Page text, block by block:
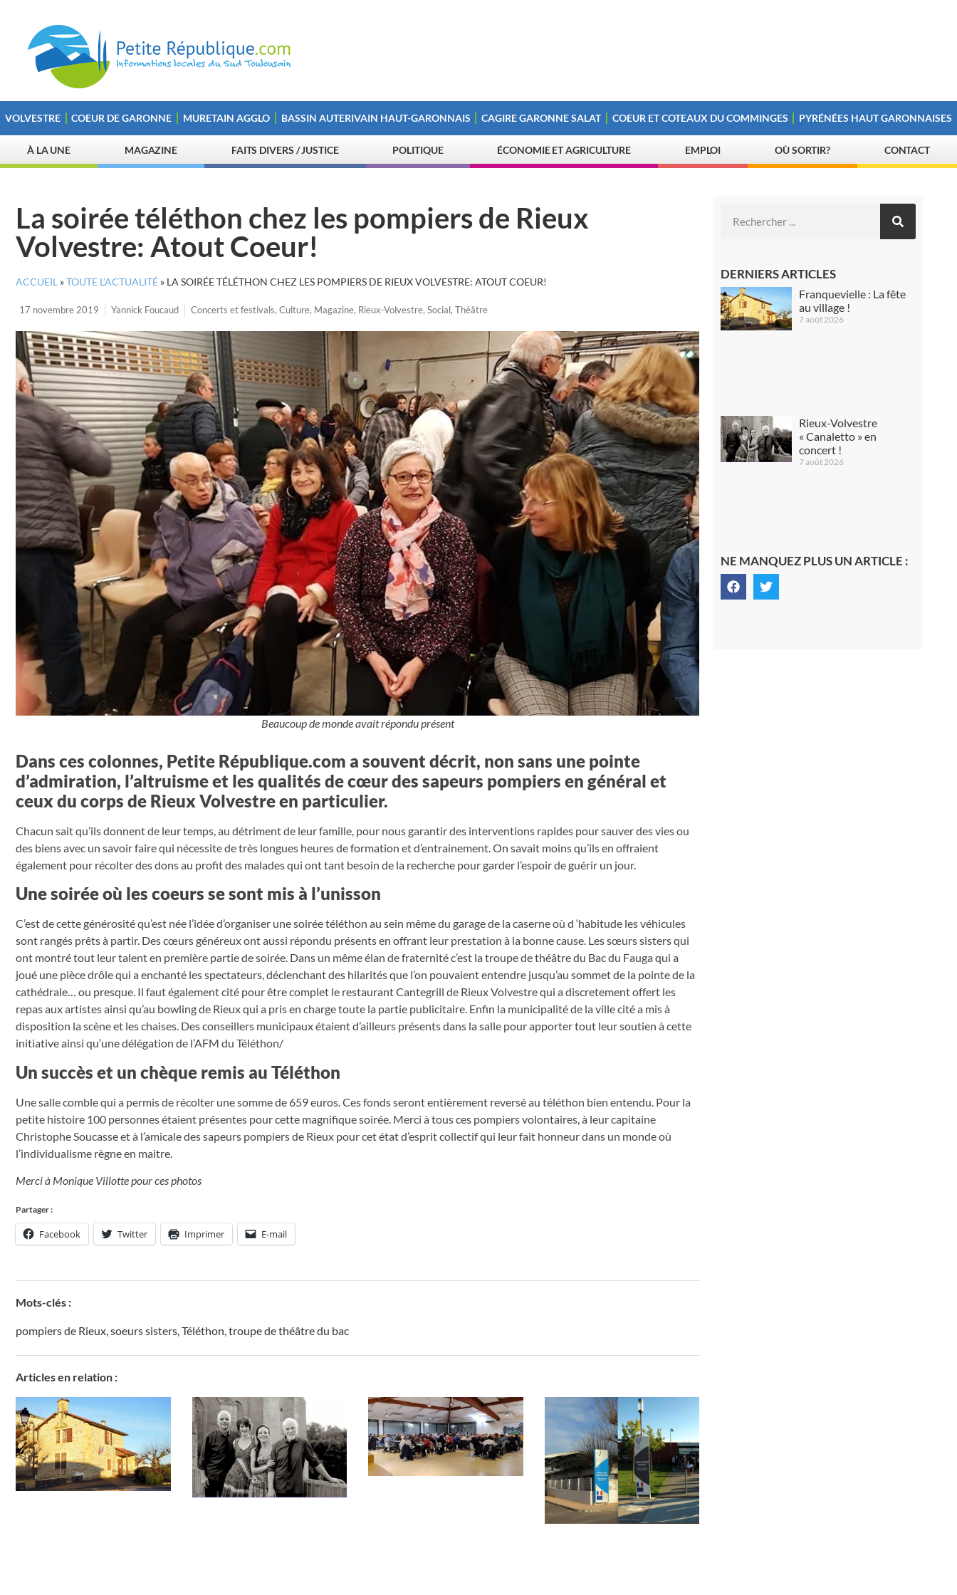
VOLVESTRE COEUR DE GARONNE MURETAIN AGGLO BASSIN AUTERIVAIN HAUT-GARONNAIS CAGIRE GARONNE SALAT COEUR ET COTEAUX DU COMMINGES PYRÉNÉES HAUT GARONNAISES
À LA UNE MAGAZINE FAITS DIVERS / JUSTICE POLITIQUE ÉCONOMIE ET AGRICULTURE EMPLOI OÙ SORTIR? CONTACT
La soirée téléthon chez les pompiers de Rieux
Volvestre: Atout Coeur!
ACCUEIL »TOUTE L’ACTUALITÉ » LA SOIRÉE TÉLÉTHON CHEZ LES POMPIERS DE RIEUX VOLVESTRE: ATOUT COEUR!
17 novembre 2019 Yannick Foucaud Concerts et festivals, Culture, Magazine, Rieux-Volvestre, Social, Théâtre
Beaucoup de monde avait répondu présent
Dans ces colonnes, Petite République.com a souvent décrit, non sans une pointe
d’admiration, l’altruisme et les qualités de cœur des sapeurs pompiers en général et
ceux du corps de Rieux Volvestre en particulier.
Chacun sait qu’ils donnent de leur temps, au détriment de leur famille, pour nous garantir des interventions rapides pour sauver des vies ou
des biens avec un savoir faire qui nécessite de très longues heures de formation et d’entrainement. On savait moins qu’ils en offraient
également pour récolter des dons au profit des malades qui ont tant besoin de la recherche pour garder l’espoir de guérir un jour.
Une soirée où les coeurs se sont mis à l’unisson
C’est de cette générosité qu’est née l’idée d’organiser une soirée téléthon au sein même du garage de la caserne où d ‘habitude les véhicules
sont rangés prêts à partir. Des cœurs généreux ont aussi répondu présents en offrant leur prestation à la bonne cause. Les sœurs sisters qui
ont montré tout leur talent en première partie de soirée. Dans un même élan de fraternité c’est la troupe de théâtre du Bac du Fauga qui a
joué une pièce drôle qui a enchanté les spectateurs, déclenchant des hilarités que l’on pouvaient entendre jusqu’au sommet de la pointe de la
cathédrale… ou presque. Il faut également cité pour être complet le restaurant Cantegrill de Rieux Volvestre qui a discretement offert les
repas aux artistes ainsi qu’au bowling de Rieux qui a pris en charge toute la partie publicitaire. Enfin la municipalité de la ville cité a mis à
disposition la scène et les chaises. Des conseillers municipaux étaient d’ailleurs présents dans la salle pour apporter tout leur soutien à cette
initiative ainsi qu’une délégation de l’AFM du Téléthon/
Un succès et un chèque remis au Téléthon
Une salle comble qui a permis de récolter une somme de 659 euros. Ces fonds seront entièrement reversé au téléthon bien entendu. Pour la
petite histoire 100 personnes étaient présentes pour cette magnifique soirée. Merci à tous ces pompiers volontaires, à leur capitaine
Christophe Soucasse et à l’amicale des sapeurs pompiers de Rieux pour cet état d’esprit collectif qui leur fait honneur dans un monde où
l’individualisme règne en maitre.
Merci à Monique Villotte pour ces photos
Partager :
Facebook Twitter Imprimer E-mail
Mots-clés :
pompiers de Rieux soeurs sisters Téléthon troupe de théâtre du bac
Articles en relation :
DERNIERS ARTICLES
Franquevielle : La fête
au village !
7 août 2026
Rieux-Volvestre
« Canaletto » en
concert !
7 août 2026
NE MANQUEZ PLUS UN ARTICLE :